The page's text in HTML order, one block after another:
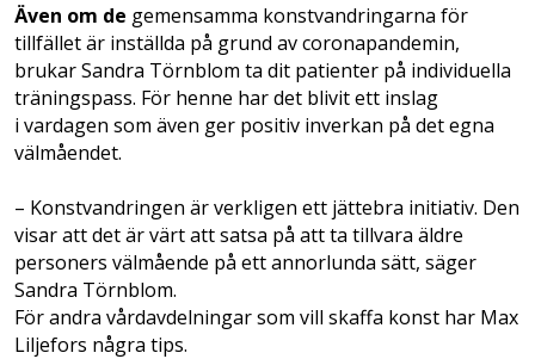
Även om de gemensamma konstvandringarna för
tillfället är inställda på grund av coronapandemin,
brukar Sandra Törnblom ta dit patienter på individuella
träningspass. För henne har det blivit ett inslag
i vardagen som även ger positiv inverkan på det egna
välmåendet.
– Konstvandringen är verkligen ett jättebra initiativ. Den
visar att det är värt att satsa på att ta tillvara äldre
personers välmående på ett annorlunda sätt, säger
Sandra Törnblom.
För andra vårdavdelningar som vill skaffa konst har Max
Liljefors några tips.